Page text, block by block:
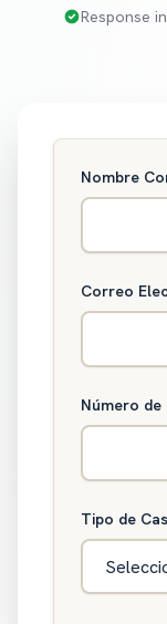
Response
Nombre
Correo
Número
Tipo de